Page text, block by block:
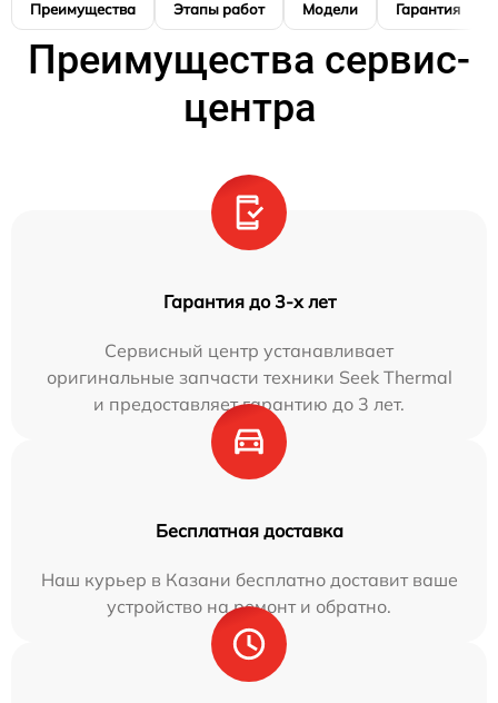
Преимущества Этапы работ Модели Гарантия
Преимущества сервис-
центра
Гарантия до 3-х лет
Сервисный центр устанавливает
оригинальные запчасти техники Seek Thermal
и предоставляет гарантию до 3 лет.
Бесплатная доставка
Наш курьер в Казани бесплатно доставит ваше
устройство на ремонт и обратно.